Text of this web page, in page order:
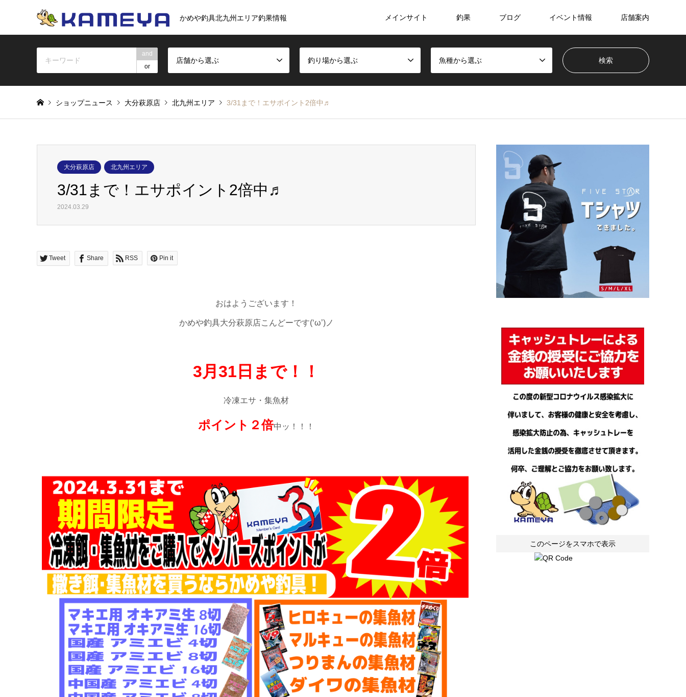
かめや釣具北九州エリア釣果情報 メインサイト 釣果 ブログ イベント情報 店舗案内
and
or
店舗から選ぶ 釣り場から選ぶ 魚種から選ぶ
ショップニュース 大分萩原店 北九州エリア 3/31まで！エサポイント2倍中♬
大分萩原店 北九州エリア
3/31まで！エサポイント2倍中♬
2024.03.29
Tweet Share RSS Pin it
おはようございます！
かめや釣具大分萩原店こんどーです(‘ω’)ノ
3月31日まで！！
冷凍エサ・集魚材
ポイント２倍中ッ！！！
このページをスマホで表示